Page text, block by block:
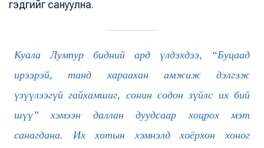
гэдгийг сануулна.
Куала Лумпур бидний ард үлдэхдээ, “Буцаад
ирээрэй, танд хараахан амжиж дэлгэж
үзүүлээгүй гайхамшиг, сонин содон зүйлс их бий
шүү” хэмээн даллан дуудсаар хоцрох мэт
санагдана. Их хотын хэмнэлд хоёрхон хоног